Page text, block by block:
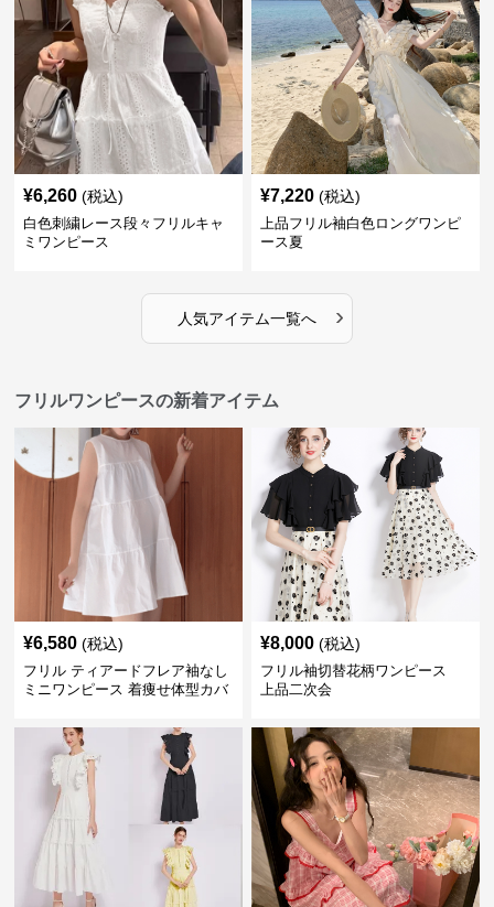
¥6,260 (税込)
白色刺繍レース段々フリルキャ
ミワンピース
¥7,220 (税込)
上品フリル袖白色ロングワンピ
ース夏
人気アイテム一覧へ ›
フリルワンピースの新着アイテム
¥6,580 (税込)
フリル ティアードフレア袖なし
ミニワンピース 着痩せ体型カバ
¥8,000 (税込)
フリル袖切替花柄ワンピース
上品二次会